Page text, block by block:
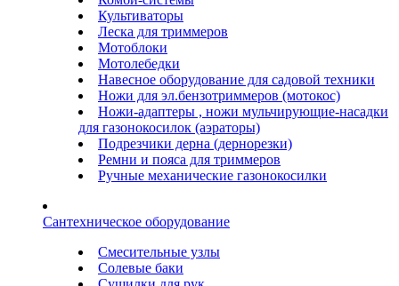
Культиваторы
Леска для триммеров
Мотоблоки
Мотолебедки
Навесное оборудование для садовой техники
Ножи для эл.бензотриммеров (мотокос)
Ножи-адаптеры , ножи мульчирующие-насадки
для газонокосилок (аэраторы)
Подрезчики дерна (дернорезки)
Ремни и пояса для триммеров
Ручные механические газонокосилки
Сантехническое оборудование
Смесительные узлы
Солевые баки